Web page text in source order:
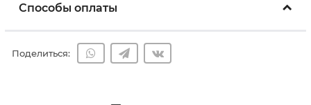
Способы оплаты
Поделиться: